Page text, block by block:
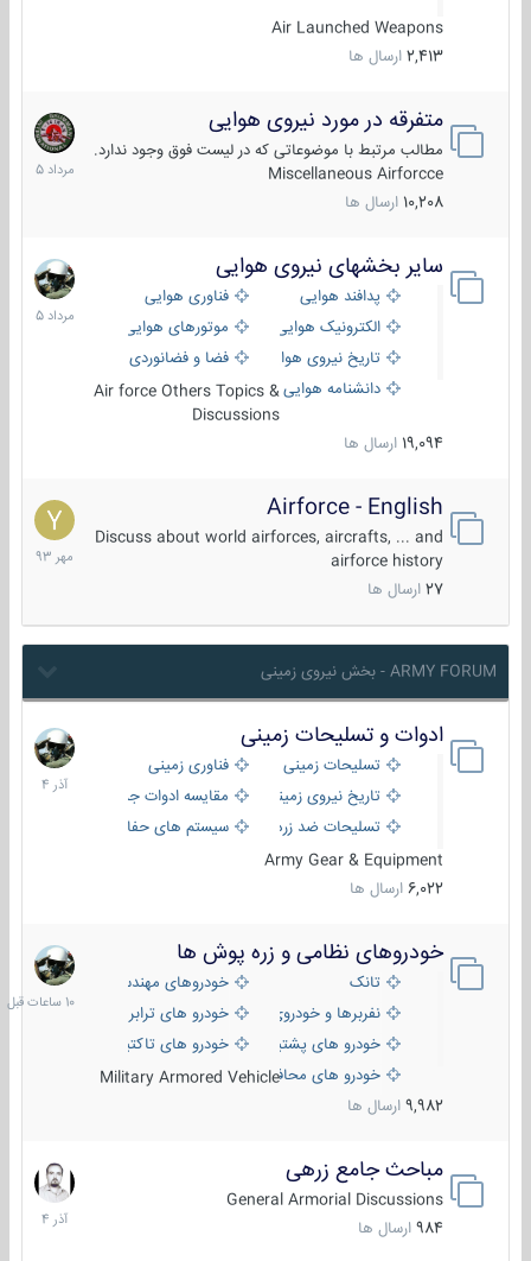
Air Launched Weapons
2,413 ارسال ها
متفرقه در مورد نیروی هوایی
مطالب مرتبط با موضوعاتی که در لیست فوق وجود ندارد.
Miscellaneous Airforcce
10,208 ارسال ها
7
مرداد
1405
سایر بخشهای نیروی هوایی
پدافند هوایی
فناوری هوایی
الکترونیک هوایی
موتورهای هوایی
تاریخ نیروی هوایی
فضا و فضانوردی
دانشنامه هواییAir force Others Topics &
Discussions
19,094 ارسال ها
2
مرداد
1405
Airforce - English
Discuss about world airforces, aircrafts, ... and
airforce history
27 ارسال ها
15
مهر
1393
ARMY FORUM - بخش نیروی زمینی
ادوات و تسلیحات زمینی
تسلیحات زمینی
فناوری زمینی
تاریخ نیروی زمینی
مقایسه ادوات جنگی
تسلیحات ضد زره
سیستم های حفاظت فعال
Army Gear & Equipment
6,022 ارسال ها
21
آذر
1404
خودروهای نظامی و زره پوش ها
تانک
خودروهای مهندسی
نفربرها و خودروی های رزمی پیاده نظام
خودرو های ترابری نظامی
خودرو های پشتیبانی آتش ، شناسایی و ضد تانک
خودرو های تاکتیکی نظامی
خودرو های محافظت شدهMilitary Armored Vehicle
9,982 ارسال ها
10
ساعات
قبل
مباحث جامع زرهی
General Armorial Discussions
984 ارسال ها
7
آذر
1404